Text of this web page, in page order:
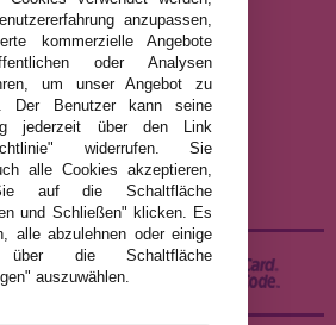
HINWEISE
RICHTLINIE
UND RÜCKGABE
/ WIDERRUF
anzupassen,
kommerzielle Angebote
oder Analysen
um unser Angebot zu
Der Benutzer kann seine
jederzeit über den Link
widerrufen. Sie
alle Cookies akzeptieren,
auf die Schaltfläche
und Schließen" klicken. Es
alle abzulehnen oder einige
über die Schaltfläche
auszuwählen.